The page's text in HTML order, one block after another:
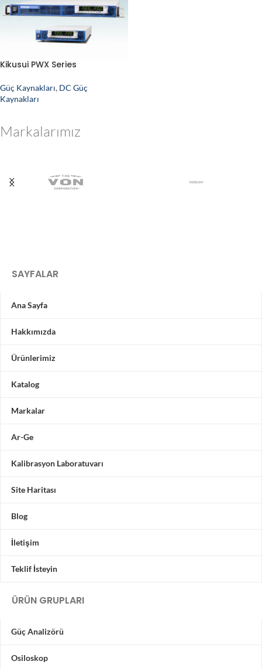
Kikusui PWX Series
Güç Kaynakları, DC Güç
Kaynakları
Markalarımız
SAYFALAR
Ana Sayfa
Hakkımızda
Ürünlerimiz
Katalog
Markalar
Ar-Ge
Kalibrasyon Laboratuvarı
Site Haritası
Blog
İletişim
Teklif İsteyin
ÜRÜN GRUPLARI
Güç Analizörü
Osiloskop